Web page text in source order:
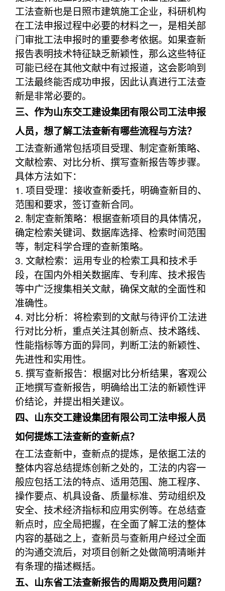
工法查新也是日照市建筑施工企业，科研机构
在工法申报过程中必要的材料之一，是相关部
门审批工法申报时的重要参考依据。如果查新
报告表明技术特征缺乏新颖性，那么这些特征
可能已经在其他文献中有过报道，这会影响到
工法最终能否成功申报，因此认真进行工法查
新是非常必要的。
三、作为山东交工建设集团有限公司工法申报
人员，想了解工法查新有哪些流程与方法？
工法查新通常包括项目受理、制定查新策略、
文献检索、对比分析、撰写查新报告等步骤。
具体方法如下：
1. 项目受理：接收查新委托，明确查新目的、
范围和要求，签订查新合同。
2. 制定查新策略：根据查新项目的具体情况，
确定检索关键词、数据库选择、检索时间范围
等，制定科学合理的查新策略。
3. 文献检索：运用专业的检索工具和技术手
段，在国内外相关数据库、专利库、技术报告
等中广泛搜集相关文献，确保文献的全面性和
准确性。
4. 对比分析：将检索到的文献与待评价工法进
行对比分析，重点关注其创新点、技术路线、
性能指标等方面的异同，判断工法的新颖性、
先进性和实用性。
5. 撰写查新报告：根据对比分析结果，客观公
正地撰写查新报告，明确给出工法的新颖性评
价结论，并提出相关建议。
四、山东交工建设集团有限公司工法申报人员
如何提炼工法查新的查新点？
在工法查新中，查新点的提炼，是依据工法的
整体内容总结提炼创新之处的，工法的内容一
般应包括工法的特点、适用范围、施工程序、
操作要点、机具设备、质量标准、劳动组织及
安全、技术经济指标和应用实例等。在总结查
新点时，应全局把握，在全面了解工法的整体
内容的基础之上，查新员与查新用户经过全面
的沟通交流后，对项目创新之处做简明清晰并
有条理的描述概括。
五、山东省工法查新报告的周期及费用问题？